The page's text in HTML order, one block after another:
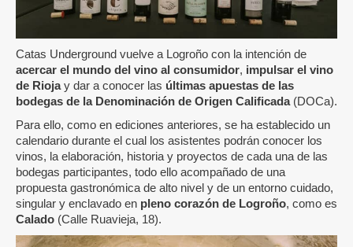
Catas Underground vuelve a Logroño con la intención de
acercar el mundo del vino al consumidor, impulsar el vino
de Riojay dar a conocer las últimas apuestas de las
bodegas de la Denominación de Origen Calificada(DOCa).
Para ello, como en ediciones anteriores, se ha establecido un
calendario durante el cual los asistentes podrán conocer los
vinos, la elaboración, historia y proyectos de cada una de las
bodegas participantes, todo ello acompañado de una
propuesta gastronómica de alto nivel y de un entorno cuidado,
singular y enclavado en pleno corazón de Logroño, como es
Calado (Calle Ruavieja, 18).